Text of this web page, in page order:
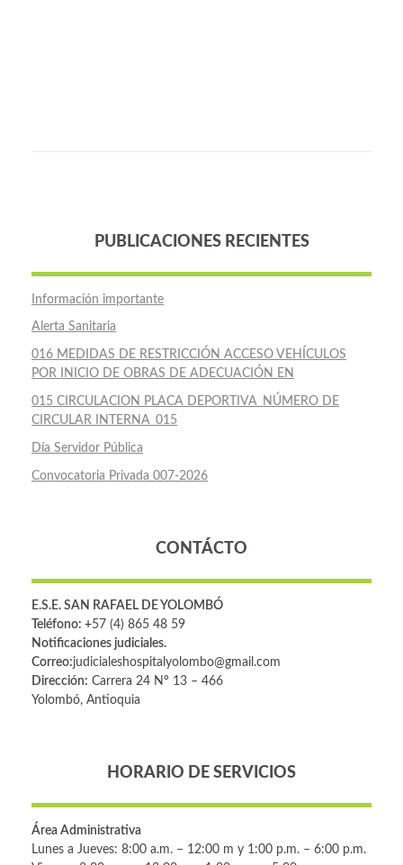
PUBLICACIONES RECIENTES
Información importante
Alerta Sanitaria
016 MEDIDAS DE RESTRICCIÓN ACCESO VEHÍCULOS
POR INICIO DE OBRAS DE ADECUACIÓN EN
015 CIRCULACION PLACA DEPORTIVA_NÚMERO DE
CIRCULAR INTERNA_015
Día Servidor Pública
Convocatoria Privada 007-2026
CONTÁCTO
E.S.E. SAN RAFAEL DE YOLOMBÓ
Teléfono: +57 (4) 865 48 59
Notificaciones judiciales.
Correo:judicialeshospitalyolombo@gmail.com
Dirección: Carrera 24 Nº 13 – 466
Yolombó, Antioquia
HORARIO DE SERVICIOS
Área Administrativa
Lunes a Jueves: 8:00 a.m. – 12:00 m y 1:00 p.m. – 6:00 p.m.